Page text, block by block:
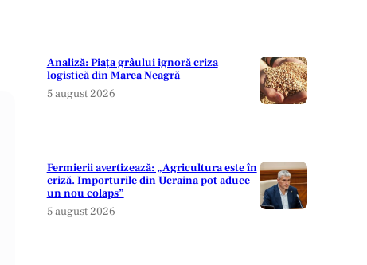
Analiză: Piața grâului ignoră criza
logistică din Marea Neagră
5 august 2026
Fermierii avertizează: „Agricultura este în
criză. Importurile din Ucraina pot aduce
un nou colaps”
5 august 2026